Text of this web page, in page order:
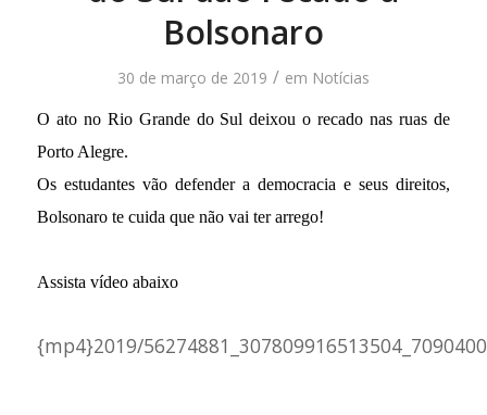
Bolsonaro
30 de março de 2019 / em Notícias
O ato no Rio Grande do Sul deixou o recado nas ruas de
Porto Alegre.
Os estudantes vão defender a democracia e seus direitos,
Bolsonaro te cuida que não vai ter arrego!
Assista vídeo abaixo
{mp4}2019/